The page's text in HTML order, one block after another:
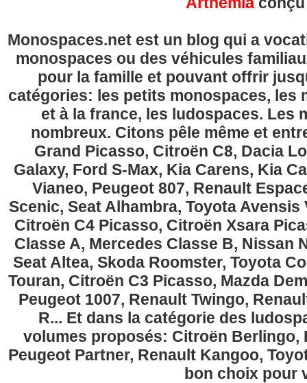
Monospaces.net est un blog qui a
monospaces ou des véhicules
pour la famille et pouvant offrir
catégories: les petits monospaces, les
et à la france, les ludospaces. Les
nombreux. Citons pêle même et
Grand Picasso, Citroën C8, Dacia
Galaxy, Ford S-Max, Kia Carens, Kia
Vianeo, Peugeot 807, Renault
Scenic, Seat Alhambra, Toyota
Citroën C4 Picasso, Citroën Xsara
Classe A, Mercedes Classe B, Nissan
Seat Altea, Skoda Roomster, Toyota
Touran, Citroën C3 Picasso, Mazda
Peugeot 1007, Renault Twingo,
R... Et dans la catégorie des
volumes proposés: Citroën Berlingo,
Peugeot Partner, Renault Kangoo,
bon choix pour